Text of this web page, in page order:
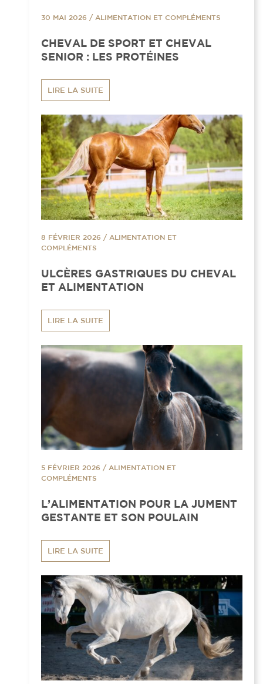
30 MAI 2026 / ALIMENTATION ET COMPLÉMENTS
CHEVAL DE SPORT ET CHEVAL
SENIOR : LES PROTÉINES
LIRE LA SUITE
8 FÉVRIER 2026 / ALIMENTATION ET
COMPLÉMENTS
ULCÈRES GASTRIQUES DU CHEVAL
ET ALIMENTATION
LIRE LA SUITE
5 FÉVRIER 2026 / ALIMENTATION ET
COMPLÉMENTS
L’ALIMENTATION POUR LA JUMENT
GESTANTE ET SON POULAIN
LIRE LA SUITE